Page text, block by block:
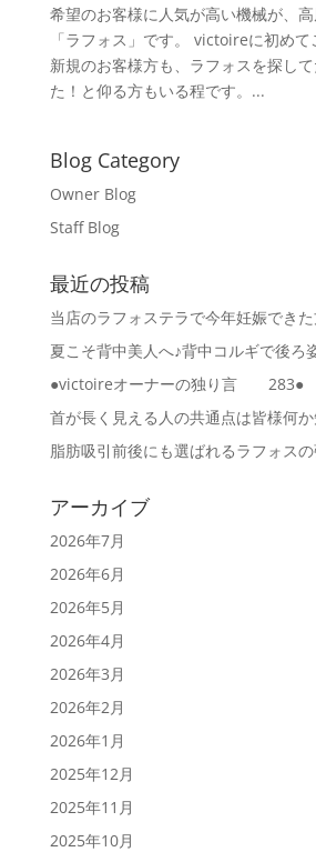
希望のお客様に人気が高い機械が、
「ラフォス」です。 victoireに初め
新規のお客様方も、ラフォスを探し
た！と仰る方もいる程です。...
Blog Category
Owner Blog
Staff Blog
最近の投稿
当店のラフォステラで今年妊娠でき
夏こそ背中美人へ♪背中コルギで後ろ
●victoireオーナーの独り言 283●
首が長く見える人の共通点は皆様何
脂肪吸引前後にも選ばれるラフォス
アーカイブ
2026年7月
2026年6月
2026年5月
2026年4月
2026年3月
2026年2月
2026年1月
2025年12月
2025年11月
2025年10月